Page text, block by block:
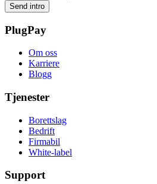
Send intro
PlugPay
Om oss
Karriere
Blogg
Tjenester
Borettslag
Bedrift
Firmabil
White-label
Support